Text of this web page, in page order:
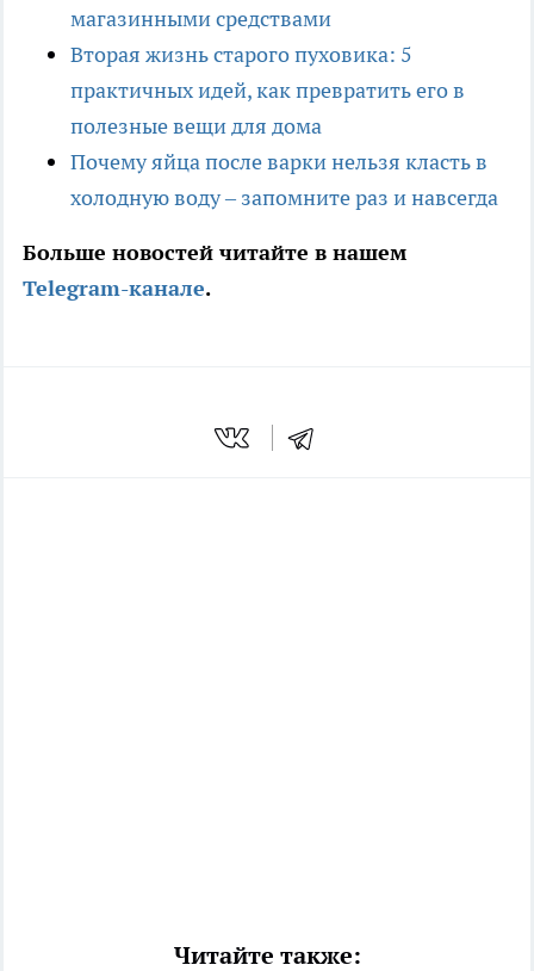
магазинными средствами
Вторая жизнь старого пуховика: 5
практичных идей, как превратить его в
полезные вещи для дома
Почему яйца после варки нельзя класть в
холодную воду – запомните раз и навсегда
Больше новостей читайте в нашем
Telegram-канале.
Читайте также: